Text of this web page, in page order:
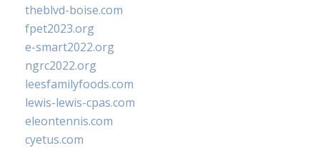
theblvd-boise.com
fpet2023.org
e-smart2022.org
ngrc2022.org
leesfamilyfoods.com
lewis-lewis-cpas.com
eleontennis.com
cyetus.com